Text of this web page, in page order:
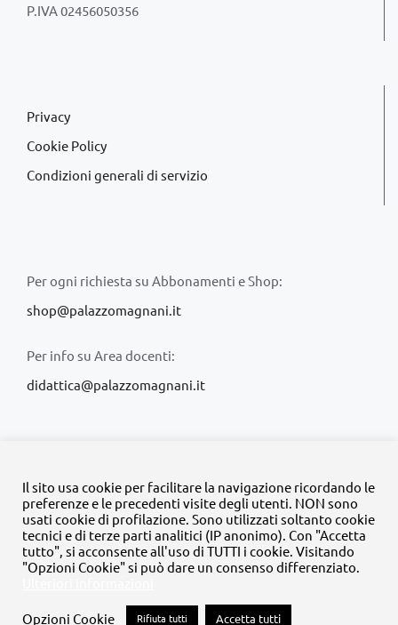
P.IVA 02456050356
Privacy
Cookie Policy
Condizioni generali di servizio
Per ogni richiesta su Abbonamenti e Shop:
shop@palazzomagnani.it
Per info su Area docenti:
didattica@palazzomagnani.it
© Copyright 2020 -2026 | Tutti i diritti riservati | MyFpm è un
progetto dellaFondazione Palazzo Magnani
FacebookInstagram
TwitterLinkedInYouTube
Il sito usa cookie per facilitare la navigazione ricordando le
preferenze e le precedenti visite degli utenti. NON sono
usati cookie di profilazione. Sono utilizzati soltanto cookie
tecnici e di terze parti analitici (IP anonimo). Con "Accetta
tutto", si acconsente all'uso di TUTTI i cookie. Visitando
"Opzioni Cookie" si può dare un consenso differenziato.
Opzioni Cookie Rifiuta tutti Accetta tutti